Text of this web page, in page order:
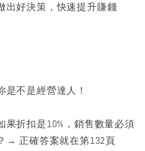
出好決策，快速提升賺錢
不是經營達人！
折扣是10%，銷售數量必須
→ 正確答案就在第132頁